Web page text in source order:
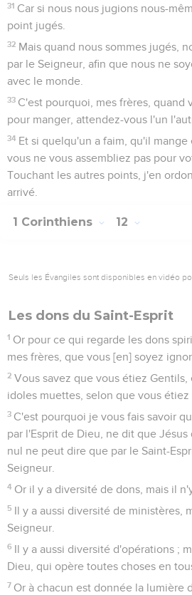
31 Car si nous nous jugions nous-
point jugés.
32 Mais quand nous sommes jugés,
par le Seigneur, afin que nous ne
avec le monde.
33 C'est pourquoi, mes frères, quand
pour manger, attendez-vous l'un
34 Et si quelqu'un a faim, qu'il mange
vous ne vous assembliez pas pour
Touchant les autres points, j'en
arrivé.
1 Corinthiens 12
Seuls les Évangiles sont disponibles en vidéo
Les dons du Saint-Esprit
1 Or pour ce qui regarde les dons
mes frères, que vous [en] soyez
2 Vous savez que vous étiez Gentils,
idoles muettes, selon que vous étiez
3 C'est pourquoi je vous fais savoir
par l'Esprit de Dieu, ne dit que
nul ne peut dire que par le Saint-
Seigneur.
4 Or il y a diversité de dons, mais il
5 Il y a aussi diversité de ministères,
Seigneur.
6 Il y a aussi diversité d'opérations ;
Dieu, qui opère toutes choses en
7 Or à chacun est donnée la lumière